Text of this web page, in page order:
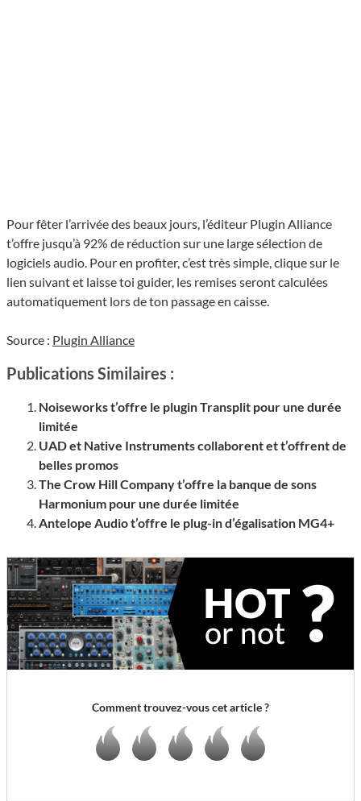
Pour fêter l’arrivée des beaux jours, l’éditeur Plugin Alliance
t’offre jusqu’à 92% de réduction sur une large sélection de
logiciels audio. Pour en profiter, c’est très simple, clique sur le
lien suivant et laisse toi guider, les remises seront calculées
automatiquement lors de ton passage en caisse.
Source : Plugin Alliance
Publications Similaires :
Noiseworks t’offre le plugin Transplit pour une durée
limitée
UAD et Native Instruments collaborent et t’offrent de
belles promos
The Crow Hill Company t’offre la banque de sons
Harmonium pour une durée limitée
Antelope Audio t’offre le plug-in d’égalisation MG4+
Comment trouvez-vous cet article ?